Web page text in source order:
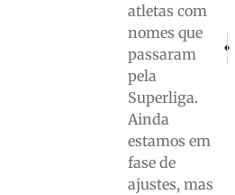
atletas com
nomes que
passaram
pela
Superliga.
Ainda
estamos em
fase de
ajustes, mas